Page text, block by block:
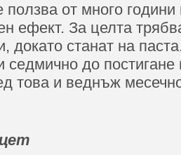
ползва от много
ефект. За целта
докато станат на
седмично до
това и веднъж